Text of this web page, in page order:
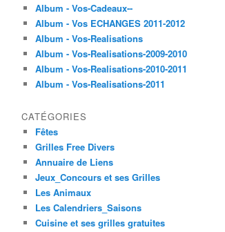
Album - Vos-Cadeaux--
Album - Vos ECHANGES 2011-2012
Album - Vos-Realisations
Album - Vos-Realisations-2009-2010
Album - Vos-Realisations-2010-2011
Album - Vos-Realisations-2011
CATÉGORIES
Fêtes
Grilles Free Divers
Annuaire de Liens
Jeux_Concours et ses Grilles
Les Animaux
Les Calendriers_Saisons
Cuisine et ses grilles gratuites